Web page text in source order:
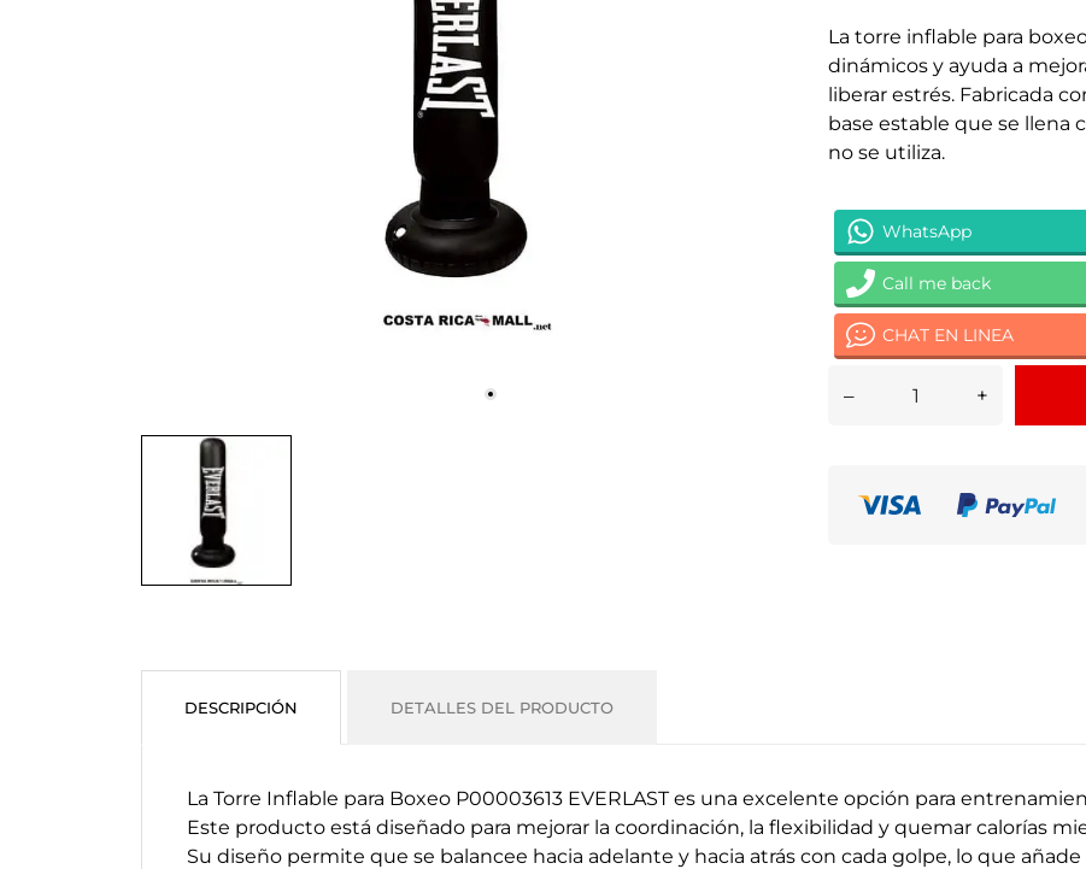
La torre inflable para
dinámicos y ayuda a
liberar estrés. Fabricada
base estable que se llena
no se utiliza.
WhatsApp
Call me back
CHAT EN LINEA
– +
DESCRIPCIÓN DETALLES DEL PRODUCTO
La Torre Inflable para Boxeo P00003613 EVERLAST es una excelente opción para
Este producto está diseñado para mejorar la coordinación, la flexibilidad y quemar calorías
Su diseño permite que se balancee hacia adelante y hacia atrás con cada golpe, lo que